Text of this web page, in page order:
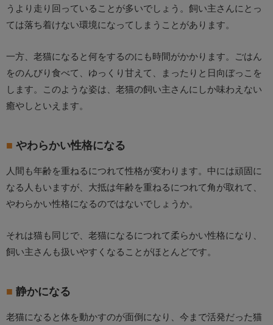
うより走り回っていることが多いでしょう。飼い主さんにとっ
ては落ち着けない環境になってしまうことがあります。
一方、老猫になると何をするのにも時間がかかります。ごはん
をのんびり食べて、ゆっくり甘えて、まったりと日向ぼっこを
します。このような姿は、老猫の飼い主さんにしか味わえない
癒やしといえます。
やわらかい性格になる
人間も年齢を重ねるにつれて性格が変わります。中には頑固に
なる人もいますが、大抵は年齢を重ねるにつれて角が取れて、
やわらかい性格になるのではないでしょうか。
それは猫も同じで、老猫になるにつれて柔らかい性格になり、
飼い主さんも扱いやすくなることがほとんどです。
静かになる
老猫になると体を動かすのが面倒になり、今まで活発だった猫